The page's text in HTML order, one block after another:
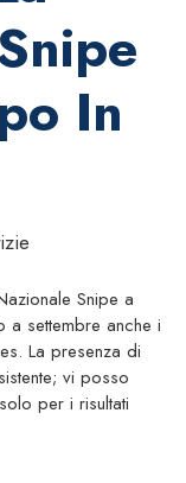
In
Snipe a
a settembre anche i
La presenza di
vi posso
per i risultati